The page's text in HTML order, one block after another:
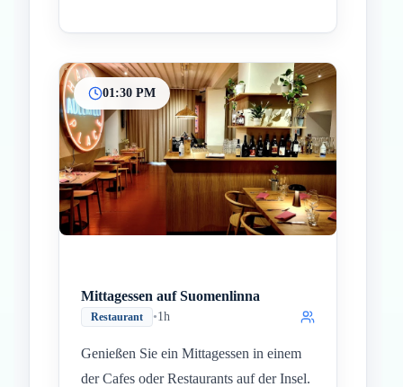
01:30 PM
Mittagessen auf Suomenlinna
Restaurant •1h
Genießen Sie ein Mittagessen in einem
der Cafes oder Restaurants auf der Insel.